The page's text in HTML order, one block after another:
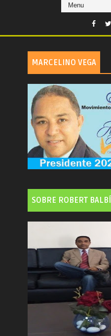
MARCELINO VEGA
SOBRE ROBERT BALBÍ